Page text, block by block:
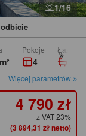
1/16
pokoje
4
Więcej parametrów
4 790 zł
z VAT 23%
(3 894,31 zł netto)